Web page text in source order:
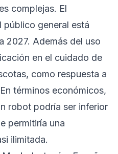
complejas. El
público general está
2027. Además del uso
en el cuidado de
como respuesta a
términos económicos,
robot podría ser inferior
permitiría una
ilimitada.